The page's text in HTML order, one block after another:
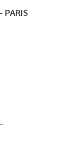
PARIS